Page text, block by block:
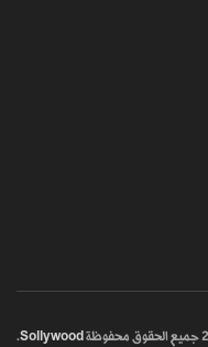
جميع الحقوق محفوظة Sollywood
.